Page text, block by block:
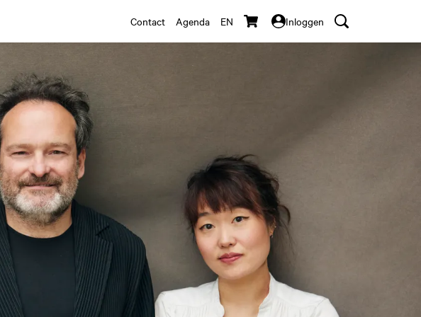
Contact Agenda EN Inloggen